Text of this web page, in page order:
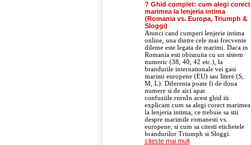
? Ghid complet: cum alegi corect
marimea la lenjeria intima
(Romania vs. Europa, Triumph &
Sloggi)
Atunci cand cumperi lenjerie intima
online, una dintre cele mai frecvente
dileme este legata de marimi. Daca in
Romania esti obisnuita cu un sistem
numeric (38, 40, 42 etc.), la
brandurile internationale vei gasi
marimi europene (EU) sau litere (S,
M, L). Diferenta poate fi de doua
numere si de aici apar
confuziile.rnrnIn acest ghid iti
explicam cum sa alegi corect marimea
la lenjeria intima, ce trebuie sa stii
despre marimile romanesti vs.
europene, si cum sa citesti etichetele
brandurilor Triumph si Sloggi.
citeste mai mult